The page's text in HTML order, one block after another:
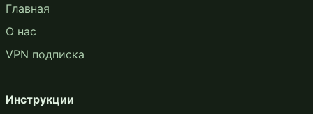
Главная
О нас
VPN подписка
Инструкции